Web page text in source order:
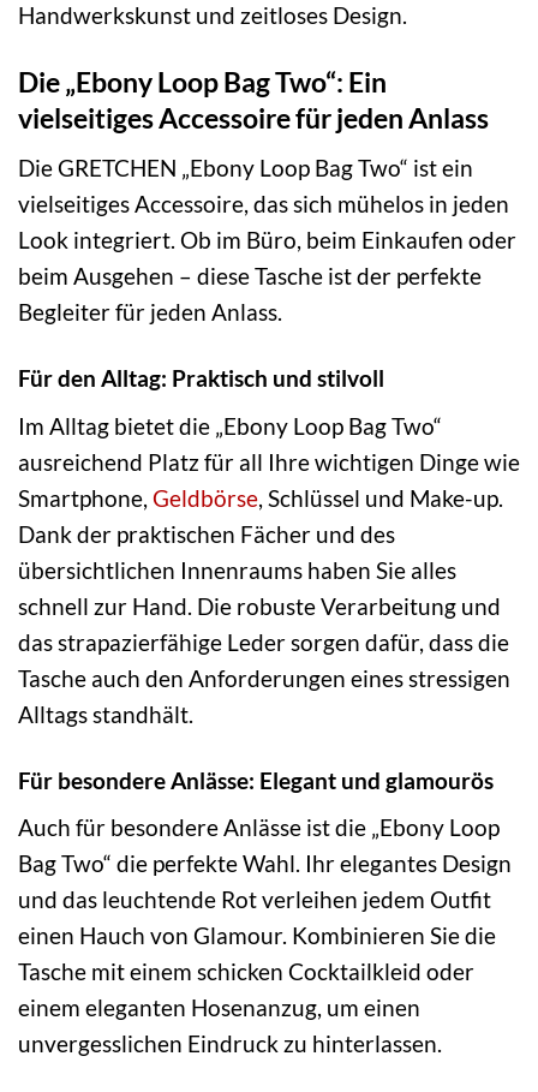
Handwerkskunst und zeitloses Design.
Die „Ebony Loop Bag Two“: Ein
vielseitiges Accessoire für jeden Anlass
Die GRETCHEN „Ebony Loop Bag Two“ ist ein
vielseitiges Accessoire, das sich mühelos in jeden
Look integriert. Ob im Büro, beim Einkaufen oder
beim Ausgehen – diese Tasche ist der perfekte
Begleiter für jeden Anlass.
Für den Alltag: Praktisch und stilvoll
Im Alltag bietet die „Ebony Loop Bag Two“
ausreichend Platz für all Ihre wichtigen Dinge wie
Smartphone, Geldbörse, Schlüssel und Make-up.
Dank der praktischen Fächer und des
übersichtlichen Innenraums haben Sie alles
schnell zur Hand. Die robuste Verarbeitung und
das strapazierfähige Leder sorgen dafür, dass die
Tasche auch den Anforderungen eines stressigen
Alltags standhält.
Für besondere Anlässe: Elegant und glamourös
Auch für besondere Anlässe ist die „Ebony Loop
Bag Two“ die perfekte Wahl. Ihr elegantes Design
und das leuchtende Rot verleihen jedem Outfit
einen Hauch von Glamour. Kombinieren Sie die
Tasche mit einem schicken Cocktailkleid oder
einem eleganten Hosenanzug, um einen
unvergesslichen Eindruck zu hinterlassen.